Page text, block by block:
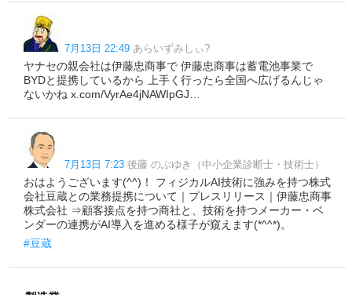
7月13日 22:49 あらいずみしぃ?
ヤナセの親会社は伊藤忠商事で 伊藤忠商事は蓄電池事業で
BYDと提携しているから 上手く行ったら全国へ広げるんじゃ
ないかね x.com/VyrAe4jNAWIpGJ…
7月13日 7:23 後藤 のぶゆき（中小企業診断士・技術士）
おはようございます(^^)！ フィジカルAI技術に強みを持つ株式
会社豆蔵との業務提携について｜プレスリリース｜伊藤忠商事
株式会社 ⇒顧客接点を持つ商社と、技術を持つメーカー・ベ
ンダーの連携がAI導入を進める様子が窺えます(*^^*)。
#豆蔵